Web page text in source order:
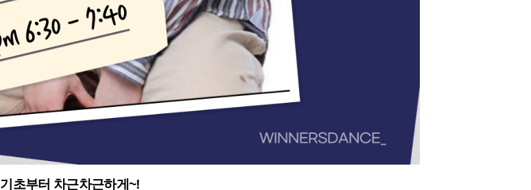
기초부터 차근차근하게~!